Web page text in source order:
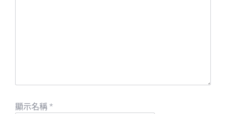
顯示名稱 *